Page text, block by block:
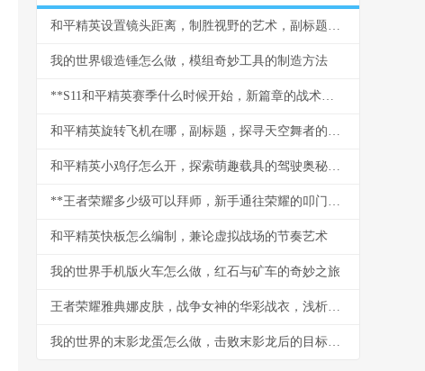
和平精英设置镜头距离，制胜视野的艺术，副标题，从新手到大神的视角密钥
我的世界锻造锤怎么做，模组奇妙工具的制造方法
**S11和平精英赛季什么时候开始，新篇章的战术与期待**
和平精英旋转飞机在哪，副标题，探寻天空舞者的秘密坐标
和平精英小鸡仔怎么开，探索萌趣载具的驾驶奥秘，副标题，从获取到驰骋战场的全指南
**王者荣耀多少级可以拜师，新手通往荣耀的叩门砖**
和平精英快板怎么编制，兼论虚拟战场的节奏艺术
我的世界手机版火车怎么做，红石与矿车的奇妙之旅
王者荣耀雅典娜皮肤，战争女神的华彩战衣，浅析皮肤设计与实战体验
我的世界的末影龙蛋怎么做，击败末影龙后的目标蓝图